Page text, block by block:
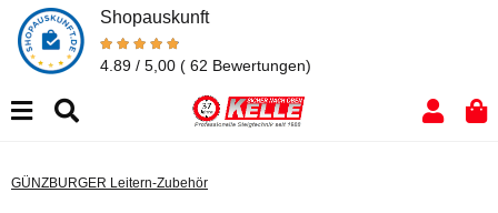
Shopauskunft
4.89 / 5,00 ( 62 Bewertungen)
GÜNZBURGER Leitern-Zubehör